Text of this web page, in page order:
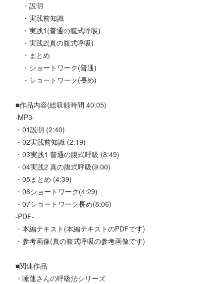
・説明
・実践前知識
・実践1(普通の腹式呼吸)
・実践2(真の腹式呼吸)
・まとめ
・ショートワーク(普通)
・ショートワーク(長め)
■作品内容(総収録時間 40:05)
-MP3-
・01説明 (2:40)
・02実践前知識 (2:19)
・03実践1 普通の腹式呼吸 (8:49)
・04実践2 真の腹式呼吸(9:00)
・05まとめ (4:39)
・06ショートワーク(4:29)
・07ショートワーク長め(8:06)
-PDF-
・本編テキスト(本編テキストのPDFです)
・参考画像(真の腹式呼吸の参考画像です)
■関連作品
・睡蓮さんの呼吸法シリーズ